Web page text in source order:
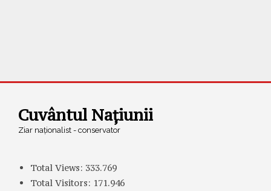
Cuvântul Națiunii
Ziar naționalist - conservator
Total Views: 333.769
Total Visitors: 171.946